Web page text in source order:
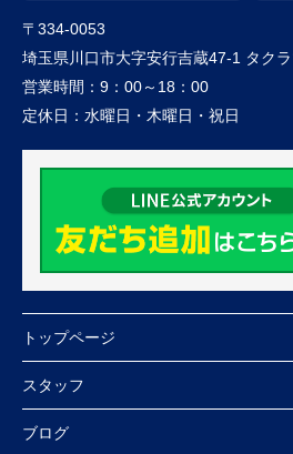
〒334-0053
埼玉県川口市大字安行吉蔵47-1 タク
営業時間： 9：00～18：00
定休日： 水曜日・木曜日・祝日
トップページ
スタッフ
ブログ